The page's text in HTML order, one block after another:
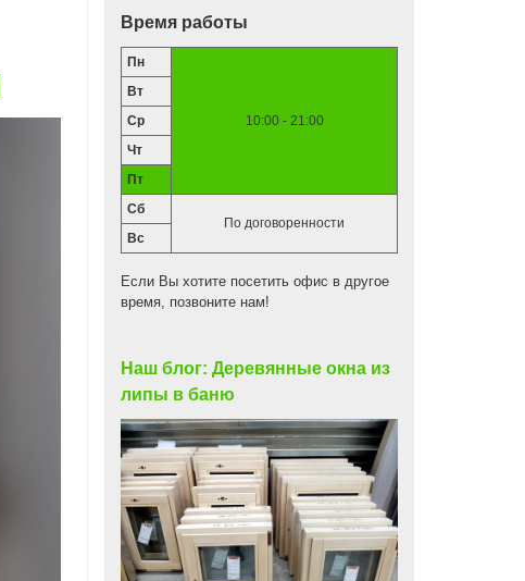
Время работы
Пн
10:00 - 21:00
Вт
Ср
Чт
Пт
Сб
По договоренности
Вс
Если Вы хотите посетить офис в другое
время, позвоните нам!
Наш блог: Деревянные окна из
липы в баню